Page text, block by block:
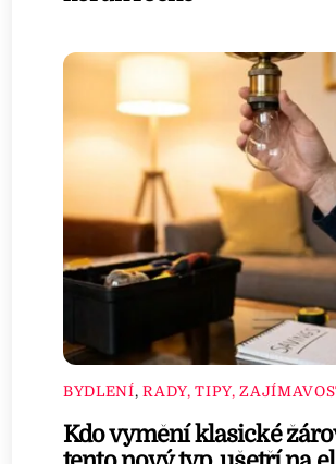
BYDLENÍ,RADY, TIPY,
Kdo vymění klasické